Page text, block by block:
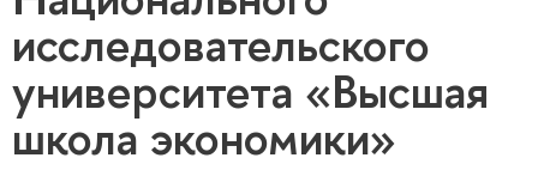
исследовательского
университета «Высшая
школа экономики»